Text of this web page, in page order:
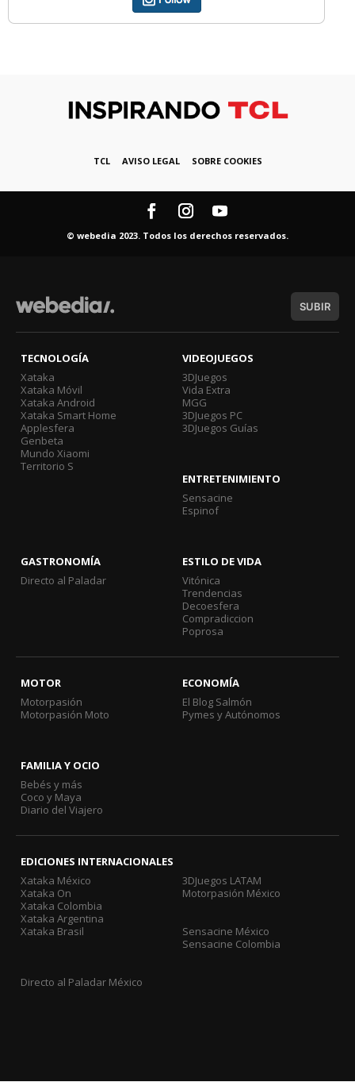
TCL AVISO LEGAL SOBRE COOKIES
© webedia 2023. Todos los derechos reservados.
SUBIR
TECNOLOGÍA
Xataka
Xataka Móvil
Xataka Android
Xataka Smart Home
Applesfera
Genbeta
Mundo Xiaomi
Territorio S
VIDEOJUEGOS
3DJuegos
Vida Extra
MGG
3DJuegos PC
3DJuegos Guías
ENTRETENIMIENTO
Sensacine
Espinof
GASTRONOMÍA
Directo al Paladar
ESTILO DE VIDA
Vitónica
Trendencias
Decoesfera
Compradiccion
Poprosa
MOTOR
Motorpasión
Motorpasión Moto
ECONOMÍA
El Blog Salmón
Pymes y Autónomos
FAMILIA Y OCIO
Bebés y más
Coco y Maya
Diario del Viajero
EDICIONES INTERNACIONALES
Xataka México
Xataka On
Xataka Colombia
Xataka Argentina
Xataka Brasil
3DJuegos LATAM
Motorpasión México
Sensacine México
Sensacine Colombia
Directo al Paladar México